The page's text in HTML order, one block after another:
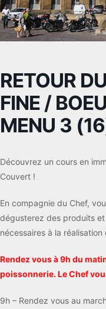
RETOUR
FINE /
MENU 3
Découvrez un cours en
Couvert !
En compagnie du Chef,
dégusterez des produits
nécessaires à la
Rendez vous à 9h du
poissonnerie. Le Chef
9h – Rendez vous au